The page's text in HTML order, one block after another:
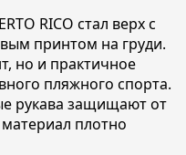
RICO стал верх с
принтом на груди.
но и практичное
пляжного спорта.
рукава защищают от
плотно